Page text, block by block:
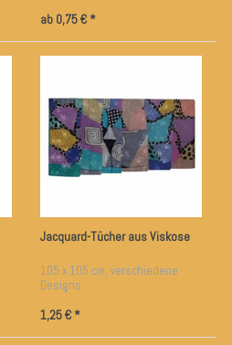
ab 0,75 € *
Jacquard-Tücher aus Viskose
105 x 105 cm, verschiedene
Designs
1,25 € *